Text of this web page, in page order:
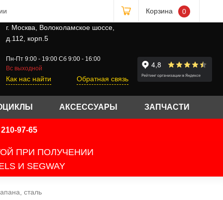
Корзина 0
г. Москва, Волоколамское шоссе,
д.112, корп.5
Пн-Пт 9:00 - 19:00 Сб 9:00 - 16:00
Вс выходной
Как нас найти Обратная связь
АКСЕССУАРЫ ЗАПЧАСТИ
97-65
ПРИ ПОЛУЧЕНИИ
И SEGWAY
сталь